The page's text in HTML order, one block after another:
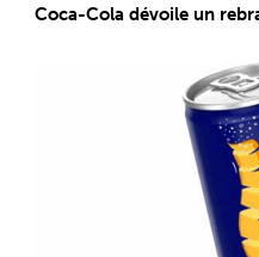
Coca-Cola dévoile un